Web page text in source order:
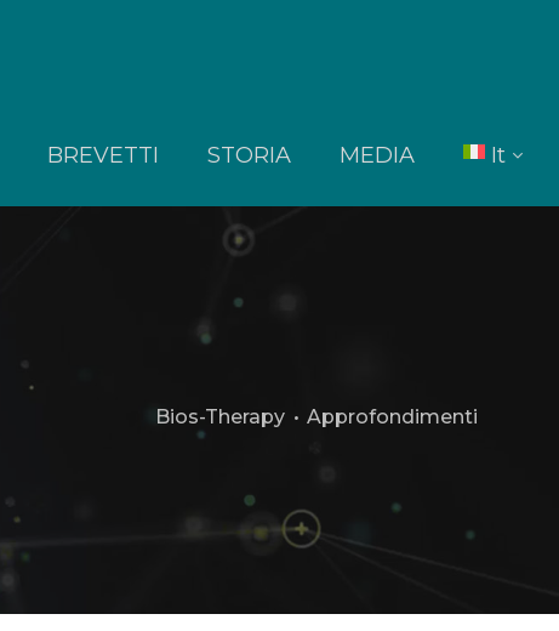
BREVETTI STORIA MEDIA It
Bios-Therapy • Approfondimenti